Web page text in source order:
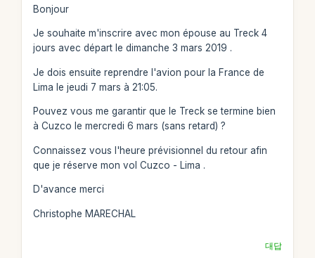
Bonjour
Je souhaite m'inscrire avec mon épouse au Treck 4
jours avec départ le dimanche 3 mars 2019 .
Je dois ensuite reprendre l'avion pour la France de
Lima le jeudi 7 mars à 21:05.
Pouvez vous me garantir que le Treck se termine bien
à Cuzco le mercredi 6 mars (sans retard) ?
Connaissez vous l'heure prévisionnel du retour afin
que je réserve mon vol Cuzco - Lima .
D'avance merci
Christophe MARECHAL
대답